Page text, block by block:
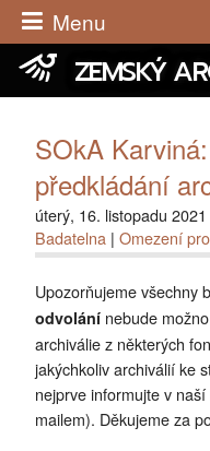
Menu
ZEMSKÝ
SOkA
předkládání
úterý, 16. listopadu
Badatelna | Omezení
Upozorňujeme všechny
odvolání nebude
archiválie z některých
jakýchkoliv archiválií ke
nejprve informujte v
mailem). Děkujeme za